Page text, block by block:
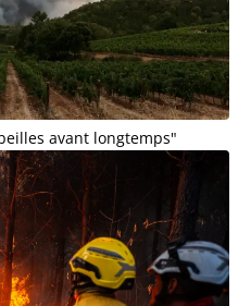
avant longtemps"